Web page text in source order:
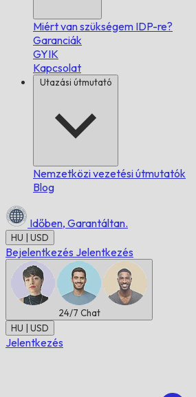
Miért van szükségem IDP-re?
Garanciák
GYIK
Kapcsolat
Utazási útmutató
Nemzetközi vezetési útmutatók
Blog
Időben, Garantáltan.
HU | USD
Bejelentkezés Jelentkezés
24/7 Chat
HU | USD
Jelentkezés